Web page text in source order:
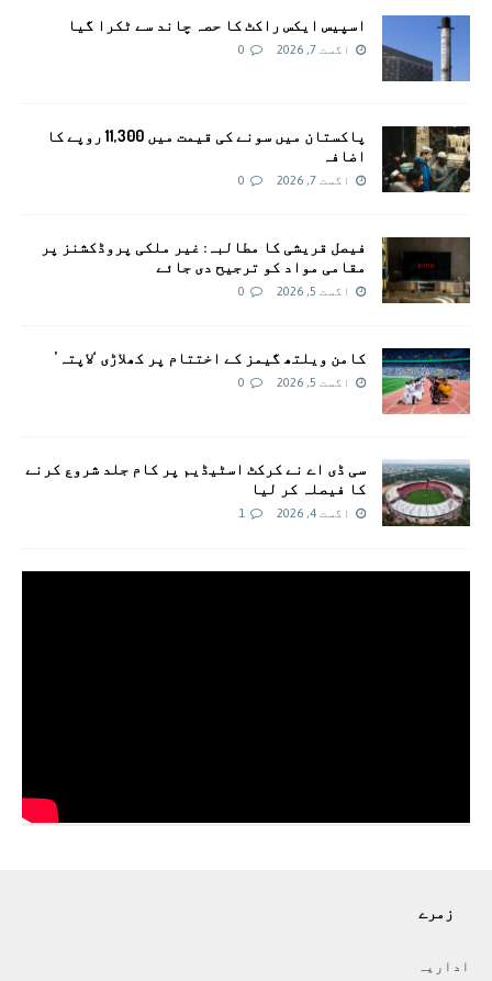
اسپیس ایکس راکٹ کا حصہ چاند سے ٹکرا گیا
اگست 7, 2026 0
پاکستان میں سونے کی قیمت میں 11,300 روپے کا
اضافہ
اگست 7, 2026 0
فیصل قریشی کا مطالبہ: غیر ملکی پروڈکشنز پر
مقامی مواد کو ترجیح دی جائے
اگست 5, 2026 0
کامن ویلتھ گیمز کے اختتام پر کھلاڑی ‘لاپتہ’
اگست 5, 2026 0
سی ڈی اے نے کرکٹ اسٹیڈیم پر کام جلد شروع کرنے
کا فیصلہ کر لیا
اگست 4, 2026 1
زمرے
اداريہ